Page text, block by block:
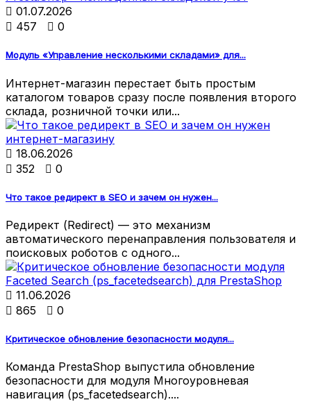
 01.07.2026
 457  0
Модуль «Управление несколькими складами» для...
Интернет-магазин перестает быть простым
каталогом товаров сразу после появления второго
склада, розничной точки или...
 18.06.2026
 352  0
Что такое редирект в SEO и зачем он нужен...
Редирект (Redirect) — это механизм
автоматического перенаправления пользователя и
поисковых роботов с одного...
 11.06.2026
 865  0
Критическое обновление безопасности модуля...
Команда PrestaShop выпустила обновление
безопасности для модуля Многоуровневая
навигация (ps_facetedsearch)....